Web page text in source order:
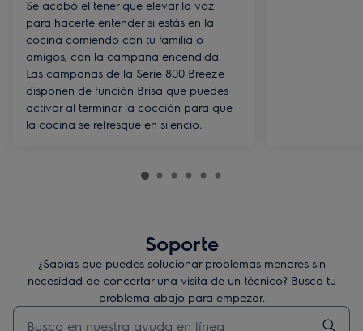
Se acabó el tener que elevar la voz
para hacerte entender si estás en la
cocina comiendo con tu familia o
amigos, con la campana encendida.
Las campanas de la Serie 800 Breeze
disponen de función Brisa que puedes
activar al terminar la cocción para que
la cocina se refresque en silencio.
Soporte
¿Sabías que puedes solucionar problemas menores sin
necesidad de concertar una visita de un técnico? Busca tu
problema abajo para empezar.
Escribe para buscar un artículo de soporte